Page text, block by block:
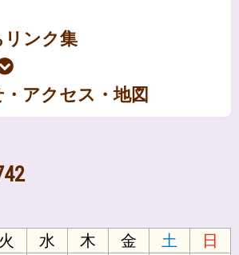
リンク集
アクセス・地図
火 水 木 金 土
日